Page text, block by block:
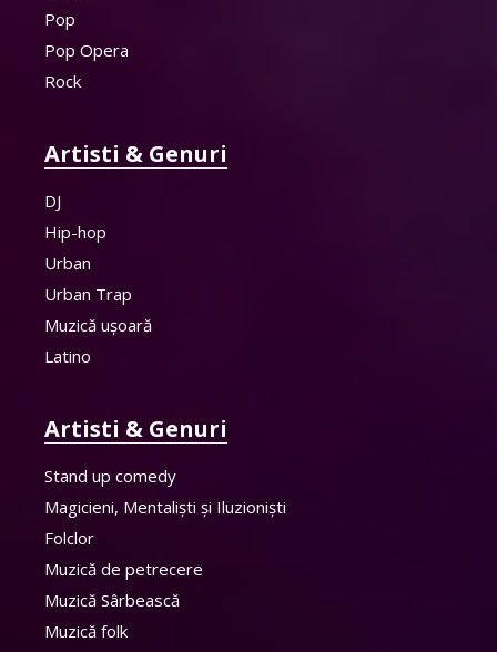
Pop
Pop Opera
Rock
Artisti & Genuri
DJ
Hip-hop
Urban
Urban Trap
Muzică ușoară
Latino
Artisti & Genuri
Stand up comedy
Magicieni, Mentaliști și Iluzioniști
Folclor
Muzică de petrecere
Muzică Sârbească
Muzică folk